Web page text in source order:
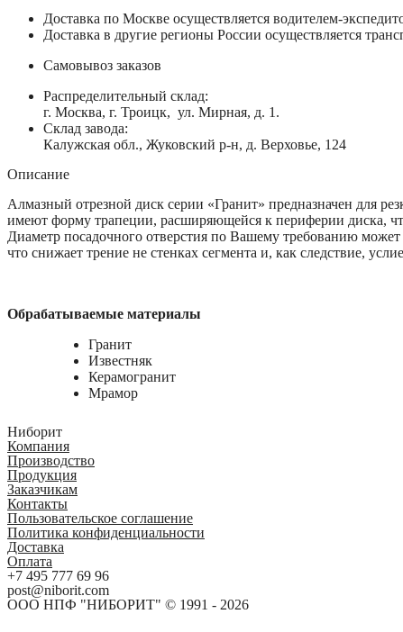
Доставка по Москве осуществляется водителем-
Доставка в другие регионы России осуществляется
Самовывоз заказов
Распределительный склад:
г. Москва, г. Троицк, ул. Мирная, д. 1.
Склад завода:
Калужская обл., Жуковский р-н, д. Верховье, 124
Описание
Алмазный отрезной диск серии «Гранит» предназначен для
имеют форму трапеции, расширяющейся к периферии диска,
Диаметр посадочного отверстия по Вашему требованию
что снижает трение не стенках сегмента и, как следствие,
Обрабатываемые материалы
Гранит
Известняк
Керамогранит
Мрамор
Ниборит
Компания
Производство
Продукция
Заказчикам
Контакты
Пользовательское соглашение
Политика конфиденциальности
Доставка
Оплата
+7 495 777 69 96
post@niborit.com
ООО НПФ "НИБОРИТ" © 1991 - 2026